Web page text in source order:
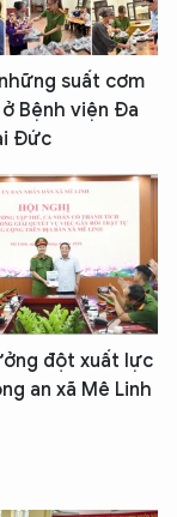
suất cơm
Bệnh viện Đa
Đức
đột xuất lực
an xã Mê Linh